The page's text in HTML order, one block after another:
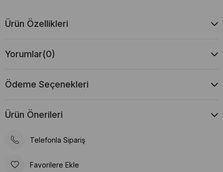
Ürün Özellikleri
Yorumlar(0)
Ödeme Seçenekleri
Ürün Önerileri
Telefonla Sipariş
Favorilere Ekle